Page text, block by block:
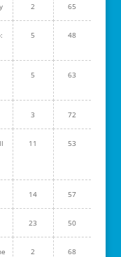
2 65
5 48
5 63
3 72
11 53
14 57
23 50
2 68